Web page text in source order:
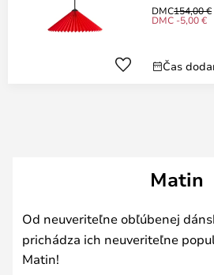
DMC154,00 €
DMC -5,00 €
Čas
Matin
Od neuveriteľne obľúbenej
prichádza ich neuveriteľne
Matin!